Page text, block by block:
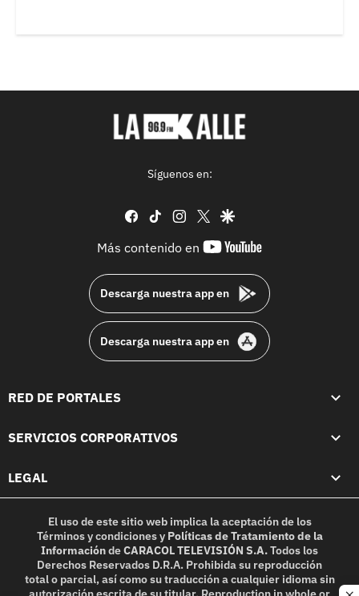
Síguenos en:
facebook
tiktok instagram
twittergoogle
Más contenido en
youtube-
Descarga nuestra app en
Descarga nuestra app en
RED DE PORTALES
SERVICIOS CORPORATIVOS
LEGAL
El uso de este sitio web implica la aceptación de los
Términos y condicionesy Políticas de Tratamiento de la
InformacióndeCARACOL TELEVISIÓN S.A.Todos los
Derechos Reservados D.R.A. Prohibida su reproducción
total o parcial, así como su traducción a cualquier idioma sin